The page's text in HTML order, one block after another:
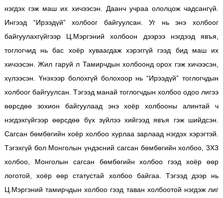
нэгдэх гэж маш их хичээсэн. Даанч учраа ололцож чадсангүй.
Ингээд “Ирээдүй” холбоог байгуулсан. Уг нь энэ холбоог
байгуулахгүйгээр Ц.Мэргэний холбоон дээрээ нэгдээд явъя,
тоглогчид нь бас хоёр хуваагдаж хэрэггүй гээд бид маш их
хичээсэн. Жил гаруй л Тамирчдын холбоонд орох гэж хичээсэн,
хүлээсэн. Үнэхээр болохгүй болохоор нь “Ирээдүй” тоглогчдын
холбоог байгуулсан. Тэгээд манай тоглогчдын холбоо одоо лигээ
өөрсдөө зохион байгуулаад энэ хоёр холбооны алинтай ч
нэгдэхгүйгээр өөрсдөө бүх зүйлээ хийгээд явъя гэж шийдсэн.
Сагсан бөмбөгийн хоёр холбоо хурлаа зарлаад нэгдэх хэрэгтэй.
Тэгэхгүй бол Монголын үндэсний сагсан бөмбөгийн холбоо, 3Х3
холбоо, Монголын сагсан бөмбөгийн холбоо гээд хоёр өөр
логотой, хоёр өөр статустай холбоо байгаа. Тэгээд дээр нь
Ц.Мэргэний тамирчдын холбоо гээд таван холбоотой нэгдэж лиг